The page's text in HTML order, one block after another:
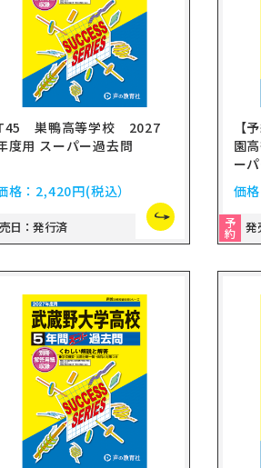
巣鴨高等学校 2027
度用 スーパー過去問
格： 2,420円(税込）
日：発行済
【
園
ー
価格
予
約 発